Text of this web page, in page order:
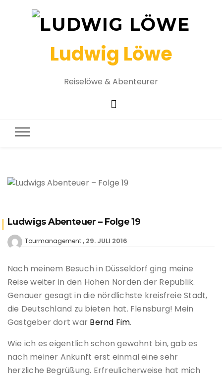
Ludwig Löwe
Reiselöwe & Abenteurer
Ludwigs Abenteuer – Folge 19
Tourmanagement 29. JULI 2016
Nach meinem Besuch in Düsseldorf ging meine
Reise weiter in den Hohen Norden der Republik.
Genauer gesagt in die nördlichste kreisfreie Stadt,
die Deutschland zu bieten hat. Flensburg! Mein
Gastgeber dort war Bernd Fim.
Wie ich es eigentlich schon gewohnt bin, gab es
nach meiner Ankunft erst einmal eine sehr
herzliche Begrüßung. Erfreulicherweise hat mich